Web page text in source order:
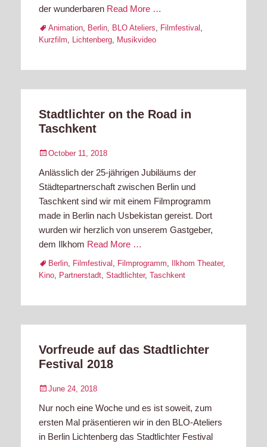
der wunderbaren Read More …
TagsAnimation, Berlin, BLO Ateliers, Filmfestival ,
Kurzfilm, Lichtenberg, Musikvideo
Stadtlichter on the Road in
Taschkent
Posted
October 11, 2018
Anlässlich der 25-jährigen Jubiläums der
Städtepartnerschaft zwischen Berlin und
Taschkent sind wir mit einem Filmprogramm
made in Berlin nach Usbekistan gereist. Dort
wurden wir herzlich von unserem Gastgeber,
dem Ilkhom Read More …
TagsBerlin, Filmfestival , Filmprogramm, Ilkhom Theater,
Kino, Partnerstadt, Stadtlichter, Taschkent
Vorfreude auf das Stadtlichter
Festival 2018
Posted
June 24, 2018
Nur noch eine Woche und es ist soweit, zum
ersten Mal präsentieren wir in den BLO-Ateliers
in Berlin Lichtenberg das Stadtlichter Festival